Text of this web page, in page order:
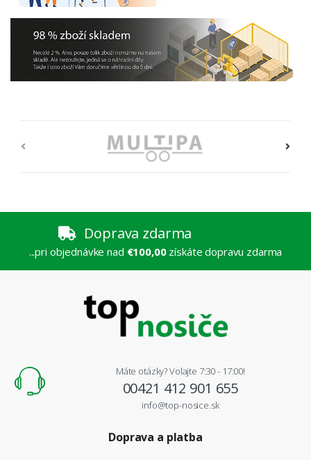
Doprava zdarma
...pri objednávke nad €100,00získáte dopravu zdarma
Máte otázky? Volajte 7:30 - 17:00!
00421 412 901 655
info@top-nosice.sk
Doprava a platba